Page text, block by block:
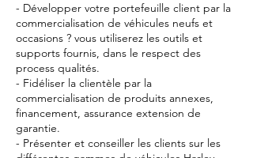
- Développer votre portefeuille client par la
commercialisation de véhicules neufs et
occasions ? vous utiliserez les outils et
supports fournis, dans le respect des
process qualités.
- Fidéliser la clientèle par la
commercialisation de produits annexes,
financement, assurance extension de
garantie.
- Présenter et conseiller les clients sur les